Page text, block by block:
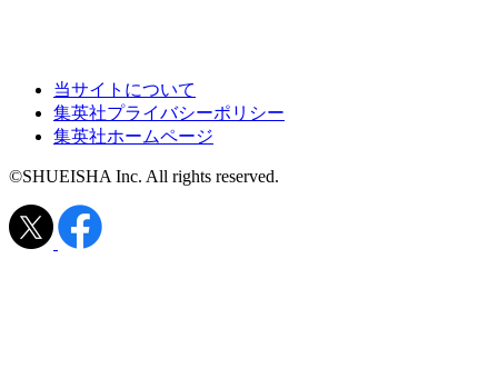
当サイトについて
集英社プライバシーポリシー
集英社ホームページ
©SHUEISHA Inc. All rights reserved.